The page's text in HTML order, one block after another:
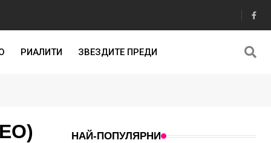
РИАЛИТИ ЗВЕЗДИТЕ ПРЕДИ
НАЙ-ПОПУЛЯРНИ